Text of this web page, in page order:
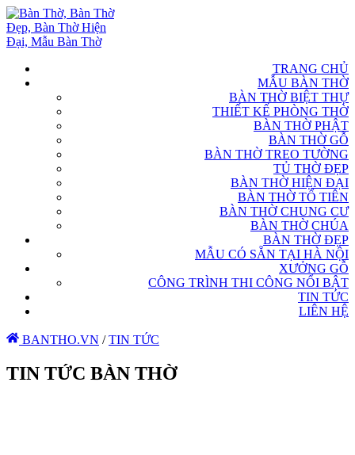
TRANG CHỦ
MẪU BÀN THỜ
BÀN THỜ BIỆT THỰ
THIẾT KẾ PHÒNG THỜ
BÀN THỜ PHẬT
BÀN THỜ GỖ
BÀN THỜ TREO TƯỜNG
TỦ THỜ ĐẸP
BÀN THỜ HIỆN ĐẠI
BÀN THỜ TỔ TIÊN
BÀN THỜ CHUNG CƯ
BÀN THỜ CHÚA
BÀN THỜ ĐẸP
MẪU CÓ SẴN TẠI HÀ NỘI
XƯỞNG GỖ
CÔNG TRÌNH THI CÔNG NỔI BẬT
TIN TỨC
LIÊN HỆ
BANTHO.VN / TIN TỨC
TIN TỨC BÀN THỜ